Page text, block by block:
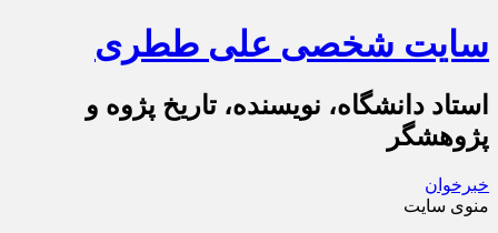
سایت شخصی علی ططری
استاد دانشگاه، نویسنده، تاریخ پژوه و
پژوهشگر
خبرخوان
منوی سایت